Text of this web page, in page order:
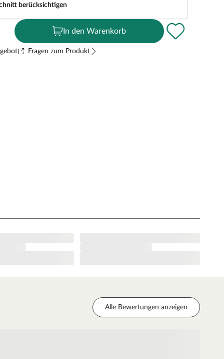
berücksichtigen
In den Warenkorb
Fragen zum Produkt
Alle Bewertungen anzeigen